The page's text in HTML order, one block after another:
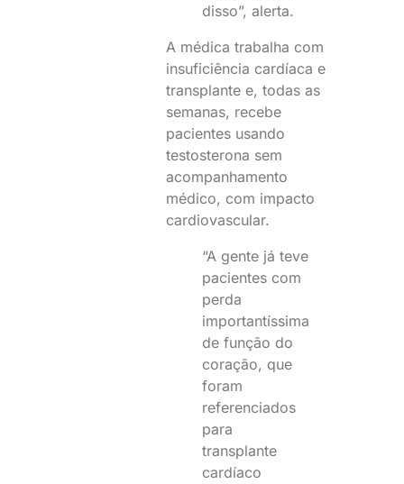
disso”, alerta.
A médica trabalha com
insuficiência cardíaca e
transplante e, todas as
semanas, recebe
pacientes usando
testosterona sem
acompanhamento
médico, com impacto
cardiovascular.
“A gente já teve
pacientes com
perda
importantíssima
de função do
coração, que
foram
referenciados
para
transplante
cardíaco